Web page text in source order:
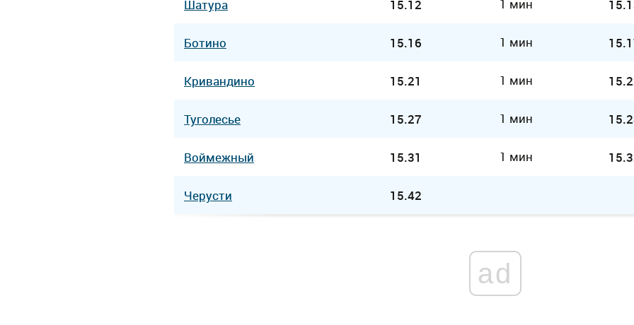
Шатура 15.12 1 мин
Ботино 15.16 1 мин
Кривандино 15.21 1 мин
Туголесье 15.27 1 мин
Воймежный 15.31 1 мин
Черусти 15.42
ad